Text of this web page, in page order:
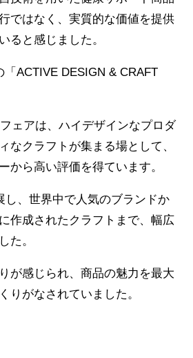
ではなく、実質的な価値を提供
ると感じました。
ACTIVE DESIGN & CRAFT
ェアは、ハイデザインなプロダ
なクラフトが集まる場として、
から高い評価を得ています。
し、世界中で人気のブランドか
作成されたクラフトまで、幅広
た。
が感じられ、商品の魅力を最大
りがなされていました。